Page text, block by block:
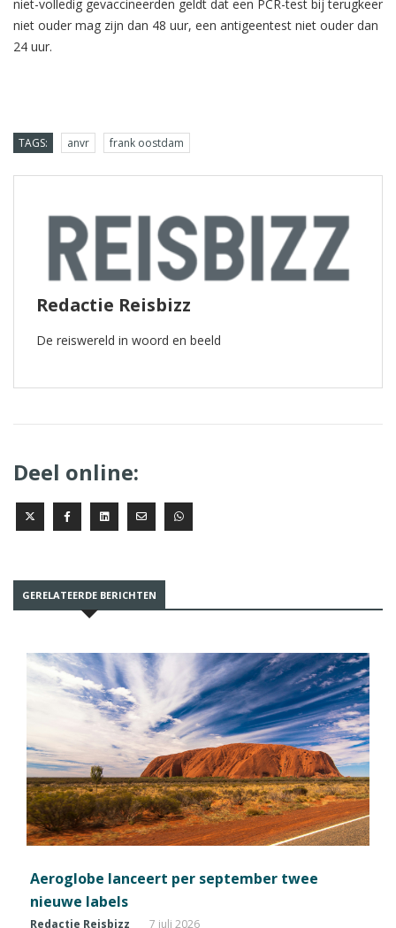
niet-volledig gevaccineerden geldt dat een PCR-test bij terugkeer
niet ouder mag zijn dan 48 uur, een antigeentest niet ouder dan
24 uur.
TAGS: anvr frank oostdam
Redactie Reisbizz
De reiswereld in woord en beeld
Deel online:
GERELATEERDE BERICHTEN
Aeroglobe lanceert per september twee
nieuwe labels
Redactie Reisbizz 7 juli 2026